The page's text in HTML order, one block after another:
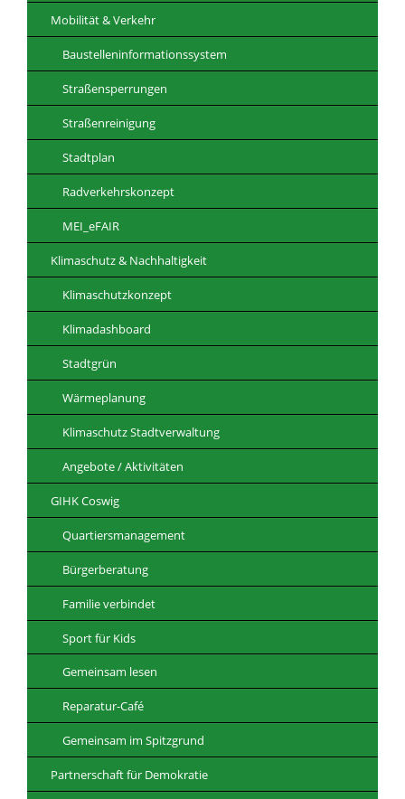
Mobilität & Verkehr
Baustelleninformationssystem
Straßensperrungen
Straßenreinigung
Stadtplan
Radverkehrskonzept
MEI_eFAIR
Klimaschutz & Nachhaltigkeit
Klimaschutzkonzept
Klimadashboard
Stadtgrün
Wärmeplanung
Klimaschutz Stadtverwaltung
Angebote / Aktivitäten
GIHK Coswig
Quartiersmanagement
Bürgerberatung
Familie verbindet
Sport für Kids
Gemeinsam lesen
Reparatur-Café
Gemeinsam im Spitzgrund
Partnerschaft für Demokratie